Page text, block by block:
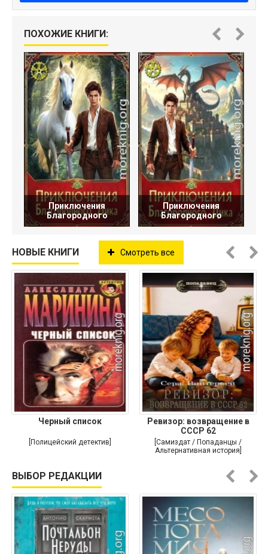
ПОХОЖИЕ КНИГИ:
Приключения
Благородного
Приключения
Благородного
НОВЫЕ КНИГИ Смотреть все
Черный список
[Полицейский детектив]
Ревизор: возвращение в
СССР 62
[Самиздат / Попаданцы /
Альтернативная история]
ВЫБОР РЕДАКЦИИ